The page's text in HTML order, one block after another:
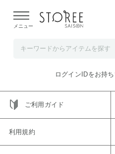
よる配送遅延が発生しておりま
メニュー
ご指定のアイテムは取り扱い
トップへ戻る
ログインIDをお持
ご利用ガイド
利用規約